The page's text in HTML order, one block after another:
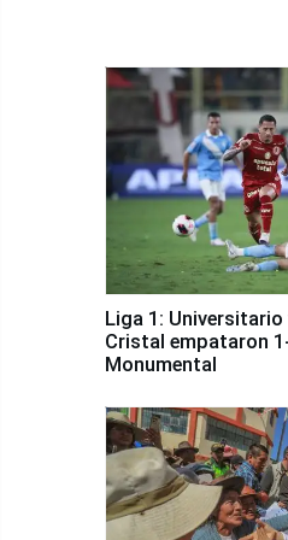
Liga 1:
Cristal empataron
Monumental